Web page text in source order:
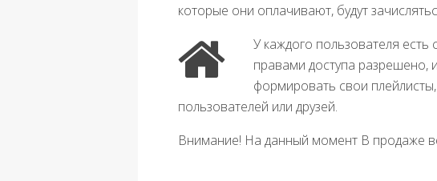
которые они оплачивают, будут
У каждого пользователя
правами доступа разрешено,
формировать свои
пользователей или друзей.
Внимание! На данный момент В продаже